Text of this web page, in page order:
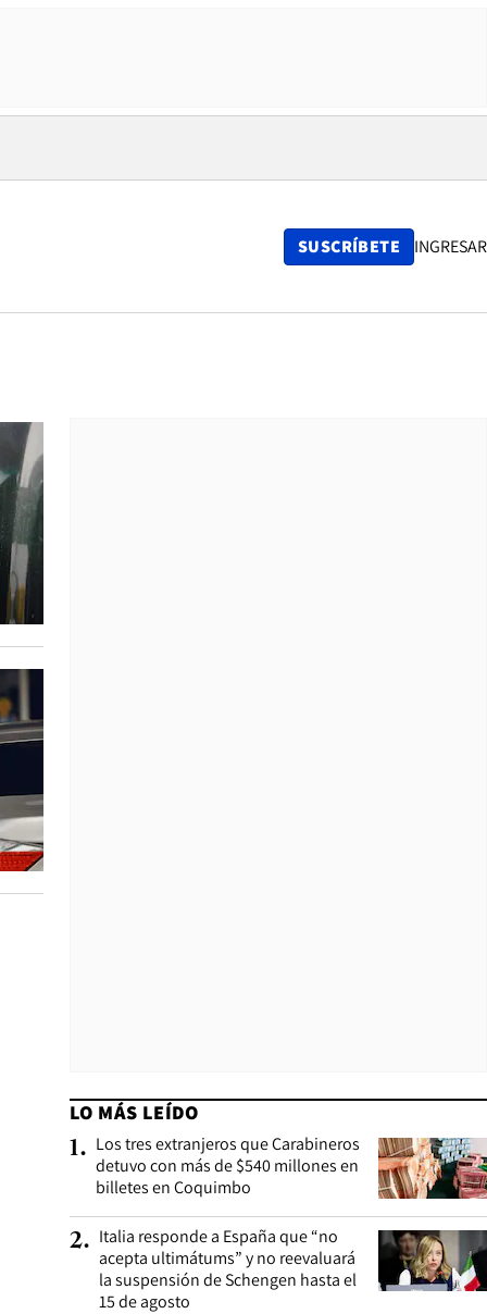
SUSCRÍBETE INGRESAR
LO MÁS LEÍDO
1. Los tres extranjeros que Carabineros
detuvo con más de $540 millones en
billetes en Coquimbo
2. Italia responde a España que “no
acepta ultimátums” y no reevaluará
la suspensión de Schengen hasta el
15 de agosto